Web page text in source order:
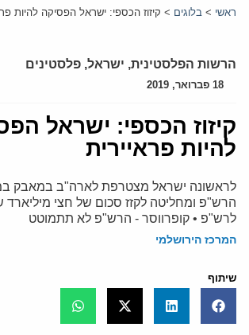
ראשי > בלוגים > קיזוז הכספי: ישראל הפסיקה להיות
הרשות הפלסטינית, ישראל, פלסטינים
18 פברואר, 2019
קיזוז הכספי: ישראל
להיות פראיירית
לראשונה ישראל מצטרפת לארה"ב במאבק
הרש"פ ומחליטה לקזז סכום של חצי
לרש"פ • קופרווסר - הרש"פ לא תתמוטט
המרכז הירושלמי
שיתוף